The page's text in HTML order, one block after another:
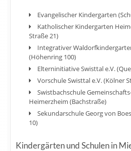
Evangelischer Kindergarten
Katholischer Kindergarten
Straße 21)
Integrativer
(Höhenring 100)
Elterninitiative Swisttal e.V.
Vorschule Swisttal e.V. (Kölner
Swistbachschule
Heimerzheim (Bachstraße)
Sekundarschule Georg von
10)
Kindergärten und Schulen in